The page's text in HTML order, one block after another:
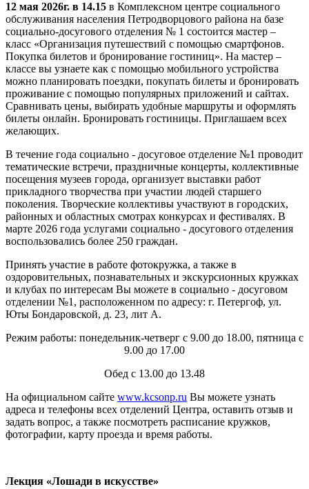
12 мая 2026г. в 14.15 в Комплексном центре социального
обслуживания населения Петродворцового района на базе
социально-досугового отделения № 1 состоится мастер –
класс «Организация путешествий с помощью смартфонов.
Покупка билетов и бронирование гостиниц». На мастер –
классе вы узнаете как с помощью мобильного устройства
можно планировать поездки, покупать билеты и бронировать
проживание с помощью популярных приложений и сайтах.
Сравнивать цены, выбирать удобные маршруты и оформлять
билеты онлайн. Бронировать гостиницы. Приглашаем всех
желающих.
В течение года социально - досуговое отделение №1 проводит
тематические встречи, праздничные концерты, коллективные
посещения музеев города, организует выставки работ
прикладного творчества при участии людей старшего
поколения. Творческие коллективы участвуют в городских,
районных и областных смотрах конкурсах и фестивалях. В
марте 2026 года услугами социально - досугового отделения
воспользовались более 250 граждан.
Принять участие в работе фотокружка, а также в
оздоровительных, познавательных и экскурсионных кружках
и клубах по интересам Вы можете в социально - досуговом
отделении №1, расположенном по адресу: г. Петергоф, ул.
Юты Бондаровской, д. 23, лит А.
Режим работы: понедельник-четверг с 9.00 до 18.00, пятница с
9.00 до 17.00
Обед с 13.00 до 13.48
На официальном сайте www.kcsonp.ru Вы можете узнать
адреса и телефоны всех отделений Центра, оставить отзыв и
задать вопрос, а также посмотреть расписание кружков,
фотографии, карту проезда и время работы.
Лекция «Лошади в искусстве»